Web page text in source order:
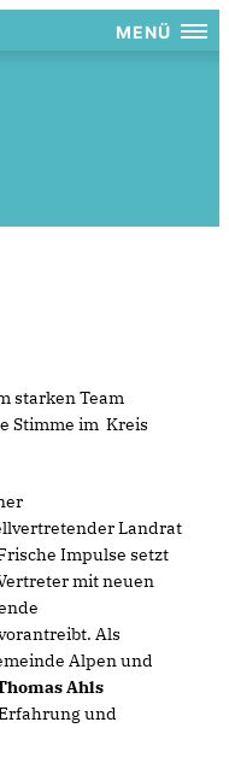
MENÜ
starken Team
Stimme im Kreis
Landrat
Impulse setzt
mit neuen
Als
Alpen und
Ahls
und